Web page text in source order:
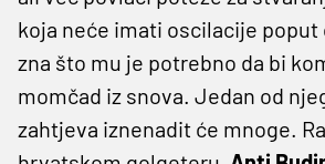
koja neće imati oscilacije poput
zna što mu je potrebno da bi
momčad iz snova. Jedan od
zahtjeva iznenadit će mnoge.